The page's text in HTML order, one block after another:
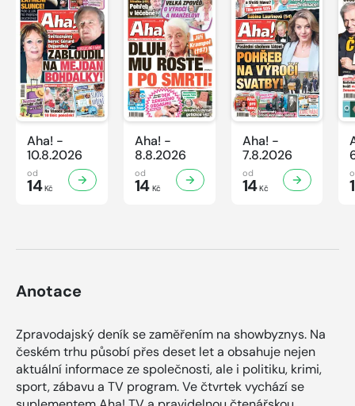
Aha! -
10.8.2026
od
14Kč
Aha! -
8.8.2026
od
14Kč
Aha! -
7.8.2026
od
14Kč
Anotace
Zpravodajský deník se zaměřením na showbyznys. Na
českém trhu působí přes deset let a obsahuje nejen
aktuální informace ze společnosti, ale i politiku, krimi,
sport, zábavu a TV program. Ve čtvrtek vychází se